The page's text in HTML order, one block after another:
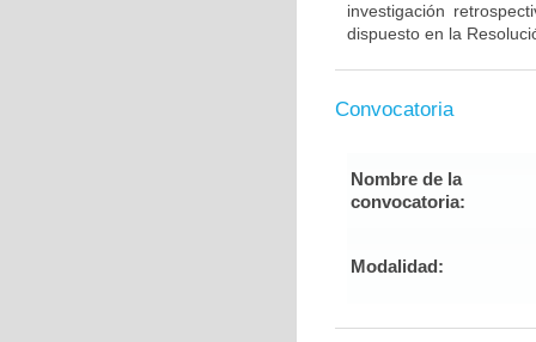
investigación
dispuesto en la
Convocatoria
Nombre de la
convocatoria:
Modalidad: